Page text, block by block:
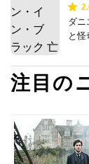
ダニ
と
注目の